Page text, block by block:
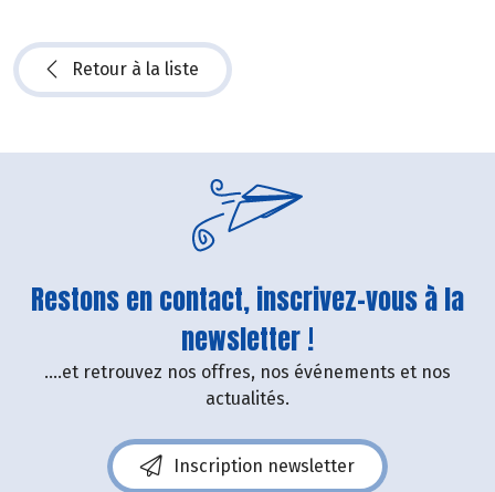
Retour à la liste
Restons en contact, inscrivez-vous à la
newsletter !
....et retrouvez nos offres, nos événements et nos
actualités.
Inscription newsletter